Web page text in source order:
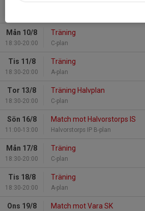
Mån 10/8
18:30-20:00
Träning
C-plan
Tis 11/8
18:30-20:00
Träning
A-plan
Tor 13/8
18:30-20:00
Träning Halvplan
C-plan
Sön 16/8
11:00-13:00
Match mot Halvorstorps IS
Halvorstorps IP B-plan
Mån 17/8
18:30-20:00
Träning
C-plan
Tis 18/8
18:30-20:00
Träning
A-plan
Ons 19/8 Match mot Vara SK